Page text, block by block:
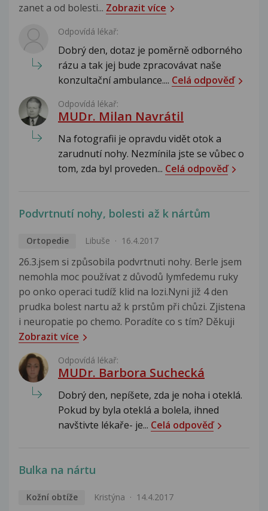
zanet a od bolesti... Zobrazit více
Odpovídá lékař:
Dobrý den, dotaz je poměrně odborného
rázu a tak jej bude zpracovávat naše
konzultační ambulance.... Celá odpověď
Odpovídá lékař:
MUDr. Milan Navrátil
Na fotografii je opravdu vidět otok a
zarudnutí nohy. Nezmínila jste se vůbec o
tom, zda byl proveden... Celá odpověď
Podvrtnutí nohy, bolesti až k nártům
Ortopedie Libuše 16.4.2017
26.3.jsem si způsobila podvrtnuti nohy. Berle jsem
nemohla moc používat z důvodů lymfedemu ruky
po onko operaci tudíž klid na lozi.Nyni již 4 den
prudka bolest nartu až k prstům při chůzi. Zjistena
i neuropatie po chemo. Poradíte co s tím? Děkuji
Zobrazit více
Odpovídá lékař:
MUDr. Barbora Suchecká
Dobrý den, nepíšete, zda je noha i oteklá.
Pokud by byla oteklá a bolela, ihned
navštivte lékaře- je... Celá odpověď
Bulka na nártu
Kožní obtíže Kristýna 14.4.2017